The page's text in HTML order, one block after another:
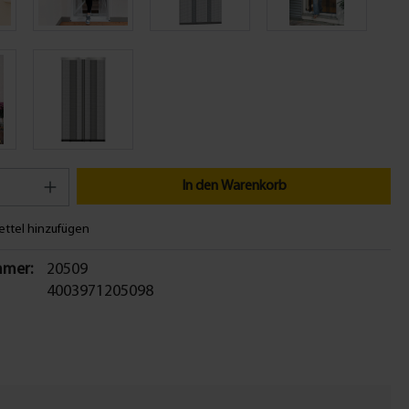
In den Warenkorb
hinzufügen
20509
4003971205098